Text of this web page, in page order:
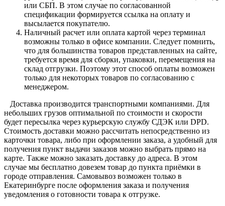
или СБП. В этом случае по согласованной
спецификации формируется ссылка на оплату и
высылается покупателю.
Наличный расчет или оплата картой через терминал
возможны только в офисе компании. Следует помнить,
что для большинства товаров представленных на сайте,
требуется время для сборки, упаковки, перемещения на
склад отгрузки. Поэтому этот способ оплаты возможен
только для некоторых товаров по согласованию с
менеджером.
Доставка производится транспортными компаниями. Для
небольших грузов оптимальной по стоимости и скорости
будет пересылка через курьерскую службу СДЭК или DPD.
Стоимость доставки можно рассчитать непосредственно из
карточки товара, либо при оформлении заказа, а удобный для
получения пункт выдачи заказов можно выбрать прямо на
карте. Также можно заказать доставку до адреса. В этом
случае мы бесплатно довезем товар до пункта приёмки в
городе отправления. Самовывоз возможен только в
Екатеринбурге после оформления заказа и получения
уведомления о готовности товара к отгрузке.